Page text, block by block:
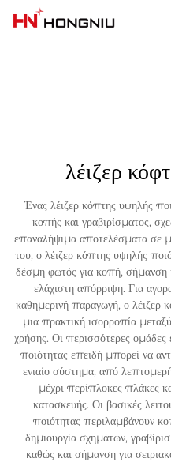
λέιζερ
Ένας λέιζερ κόπτης υψηλής
κοπής και γραβιρίσματος,
επαναλήψιμα αποτελέσματα σε
του, ο λέιζερ κόπτης υψηλής
δέσμη φωτός για κοπή, σήμανση
ελάχιστη απόρριψη. Για
καθημερινή παραγωγή, ο λέιζερ
μια πρακτική ισορροπία
χρήσης. Οι περισσότερες ομάδες
ποιότητας επειδή μπορεί να
ενιαίο σύστημα, από
μέχρι περίπλοκες πλάκες
κατασκευής. Οι βασικές
ποιότητας περιλαμβάνουν
δημιουργία σχημάτων,
καθώς και σήμανση για